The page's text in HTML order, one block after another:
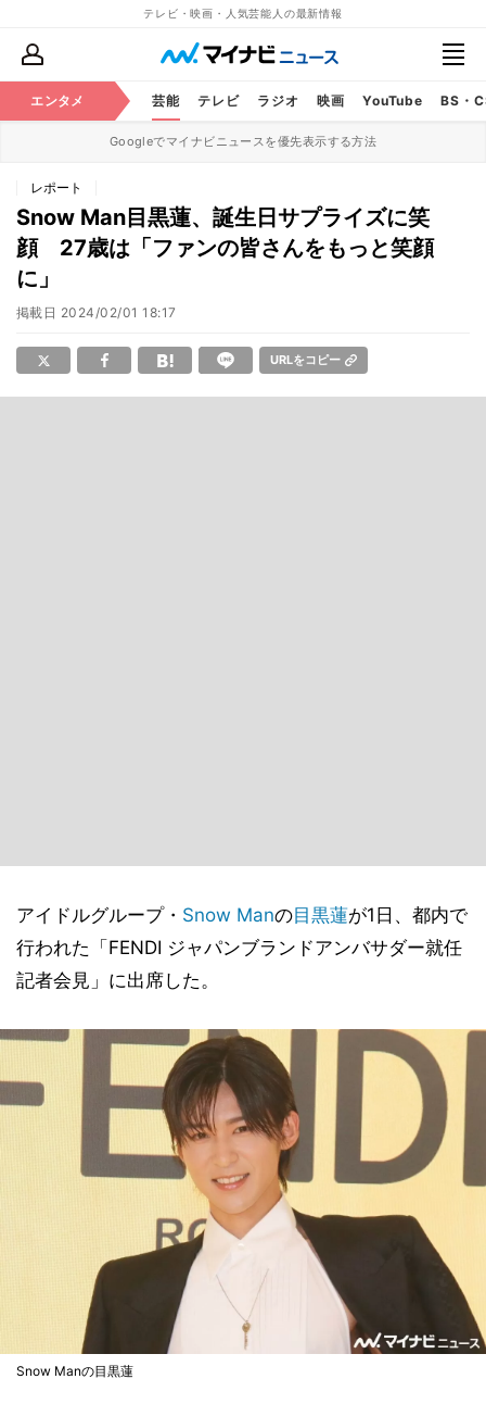
テレビ・映画・人気芸能人の最新情報
エンタメ 芸能 テレビ ラジオ 映画 YouTube BS・
Googleでマイナビニュースを優先表示する方法
レポート
Snow Man目黒蓮、誕生日サプライズに笑
顔 27歳は「ファンの皆さんをもっと笑顔
に」
掲載日 2024/02/01 18:17
URLをコピー
アイドルグループ・ Snow Manの目黒蓮が1日、都内で
行われた「FENDI ジャパンブランドアンバサダー就任
記者会見」に出席した。
Snow Manの目黒蓮